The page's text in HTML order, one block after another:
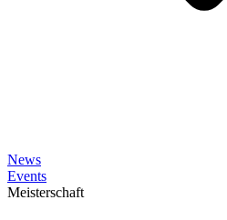
News
Events
Meisterschaft